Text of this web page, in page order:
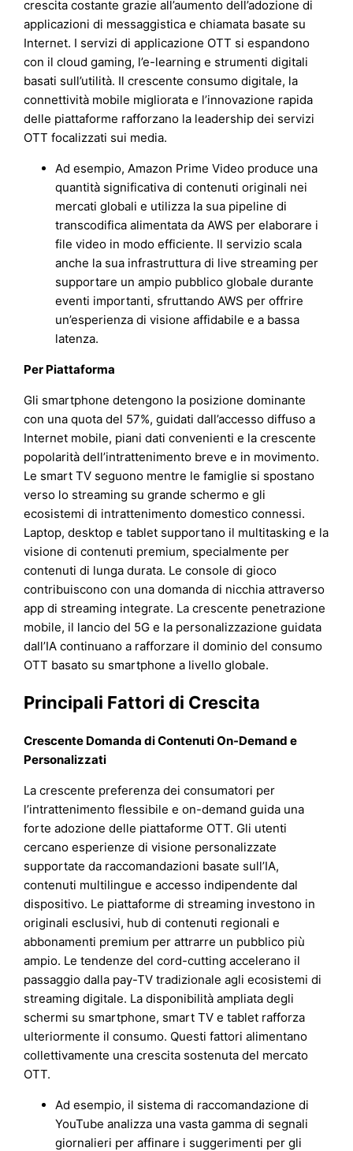
crescita costante grazie all’aumento dell’adozione di
applicazioni di messaggistica e chiamata basate su
Internet. I servizi di applicazione OTT si espandono
con il cloud gaming, l’e-learning e strumenti digitali
basati sull’utilità. Il crescente consumo digitale, la
connettività mobile migliorata e l’innovazione rapida
delle piattaforme rafforzano la leadership dei servizi
OTT focalizzati sui media.
Ad esempio, Amazon Prime Video produce una
quantità significativa di contenuti originali nei
mercati globali e utilizza la sua pipeline di
transcodifica alimentata da AWS per elaborare i
file video in modo efficiente. Il servizio scala
anche la sua infrastruttura di live streaming per
supportare un ampio pubblico globale durante
eventi importanti, sfruttando AWS per offrire
un’esperienza di visione affidabile e a bassa
latenza.
Per Piattaforma
Gli smartphone detengono la posizione dominante
con una quota del 57%, guidati dall’accesso diffuso a
Internet mobile, piani dati convenienti e la crescente
popolarità dell’intrattenimento breve e in movimento.
Le smart TV seguono mentre le famiglie si spostano
verso lo streaming su grande schermo e gli
ecosistemi di intrattenimento domestico connessi.
Laptop, desktop e tablet supportano il multitasking e la
visione di contenuti premium, specialmente per
contenuti di lunga durata. Le console di gioco
contribuiscono con una domanda di nicchia attraverso
app di streaming integrate. La crescente penetrazione
mobile, il lancio del 5G e la personalizzazione guidata
dall’IA continuano a rafforzare il dominio del consumo
OTT basato su smartphone a livello globale.
Principali Fattori di Crescita
Crescente Domanda di Contenuti On-Demand e
Personalizzati
La crescente preferenza dei consumatori per
l’intrattenimento flessibile e on-demand guida una
forte adozione delle piattaforme OTT. Gli utenti
cercano esperienze di visione personalizzate
supportate da raccomandazioni basate sull’IA,
contenuti multilingue e accesso indipendente dal
dispositivo. Le piattaforme di streaming investono in
originali esclusivi, hub di contenuti regionali e
abbonamenti premium per attrarre un pubblico più
ampio. Le tendenze del cord-cutting accelerano il
passaggio dalla pay-TV tradizionale agli ecosistemi di
streaming digitale. La disponibilità ampliata degli
schermi su smartphone, smart TV e tablet rafforza
ulteriormente il consumo. Questi fattori alimentano
collettivamente una crescita sostenuta del mercato
OTT.
Ad esempio, il sistema di raccomandazione di
YouTube analizza una vasta gamma di segnali
giornalieri per affinare i suggerimenti per gli